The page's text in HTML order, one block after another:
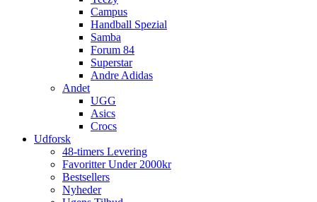
Campus
Handball Spezial
Samba
Forum 84
Superstar
Andre Adidas
Andet
UGG
Asics
Crocs
Udforsk
48-timers Levering
Favoritter Under 2000kr
Bestsellers
Nyheder